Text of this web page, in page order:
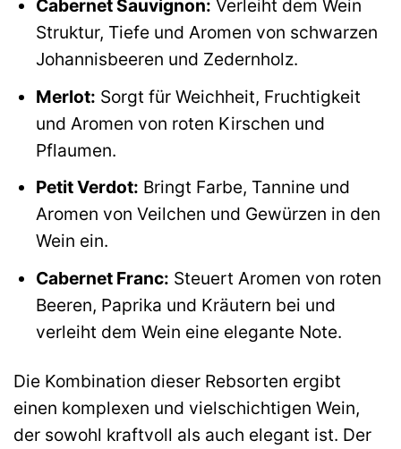
Cabernet Sauvignon: Verleiht dem Wein
Struktur, Tiefe und Aromen von schwarzen
Johannisbeeren und Zedernholz.
Merlot: Sorgt für Weichheit, Fruchtigkeit
und Aromen von roten Kirschen und
Pflaumen.
Petit Verdot: Bringt Farbe, Tannine und
Aromen von Veilchen und Gewürzen in den
Wein ein.
Cabernet Franc: Steuert Aromen von roten
Beeren, Paprika und Kräutern bei und
verleiht dem Wein eine elegante Note.
Die Kombination dieser Rebsorten ergibt
einen komplexen und vielschichtigen Wein,
der sowohl kraftvoll als auch elegant ist. Der